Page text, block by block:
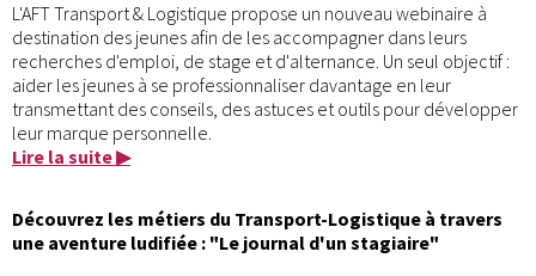
L'AFT Transport & Logistique propose un nouveau webinaire à
destination des jeunes afin de les accompagner dans leurs
recherches d'emploi, de stage et d'alternance. Un seul objectif :
aider les jeunes à se professionnaliser davantage en leur
transmettant des conseils, des astuces et outils pour développer
leur marque personnelle.
Lire la suite ▶
Découvrez les métiers du Transport-Logistique à travers
une aventure ludifiée : "Le journal d'un stagiaire"